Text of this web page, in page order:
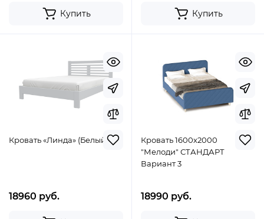
Купить Купить
Кровать «Линда» (Белый)
18960 руб.
Кровать 1600х2000
"Мелоди" СТАНДАРТ
Вариант 3
18990 руб.